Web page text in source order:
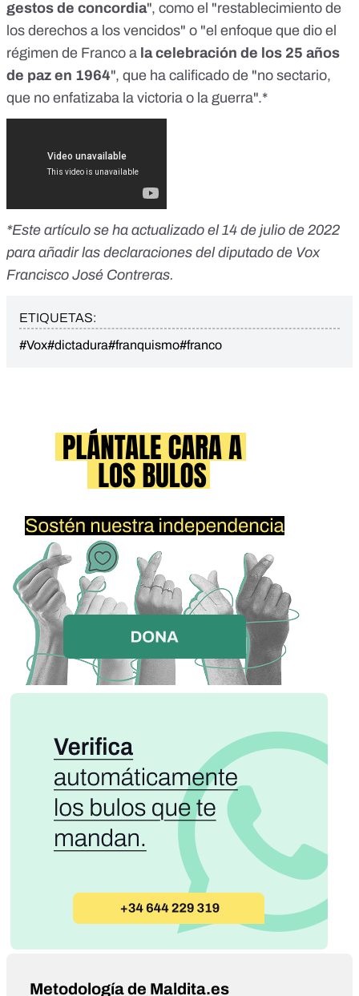
gestos de concordia", como el "restablecimiento de
los derechos a los vencidos" o "el enfoque que dio el
régimen de Franco a la celebración de los 25 años
de paz en 1964", que ha calificado de "no sectario,
que no enfatizaba la victoria o la guerra".*
*Este artículo se ha actualizado el 14 de julio de 2022
para añadir las declaraciones del diputado de Vox
Francisco José Contreras.
ETIQUETAS:
#Vox#dictadura#franquismo#franco
Metodología de Maldita.es